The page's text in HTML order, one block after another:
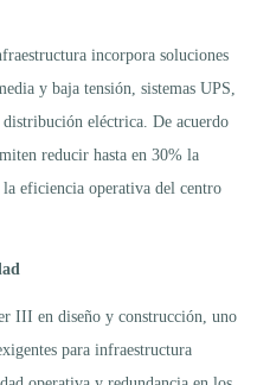
incorpora soluciones
y baja tensión, sistemas UPS,
eléctrica. De acuerdo
reducir hasta en 30% la
eficiencia operativa del centro
III en diseño y construcción, uno
para infraestructura